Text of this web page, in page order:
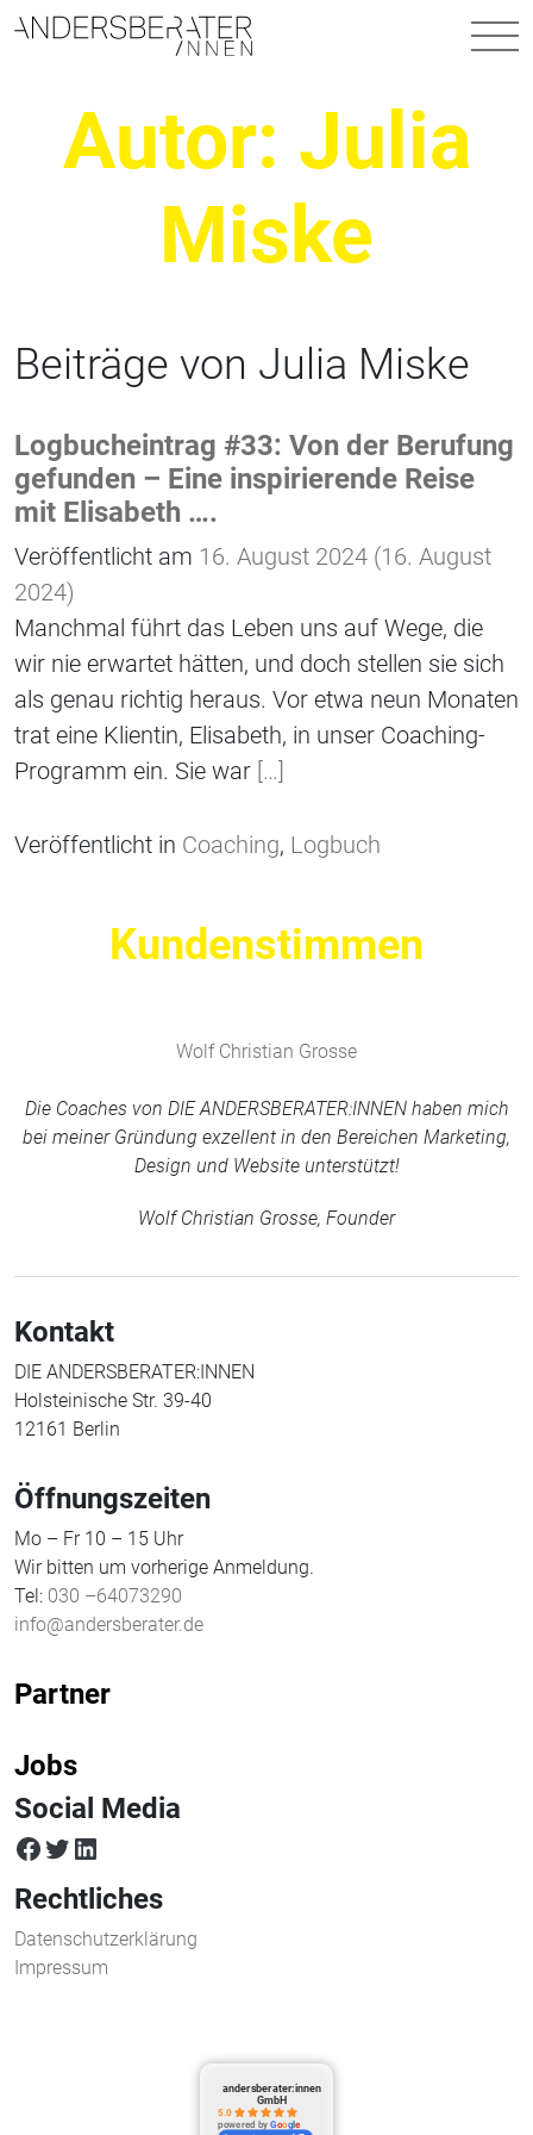
Hauptnavigation
Autor: Julia
Miske
Beiträge von Julia Miske
Logbucheintrag #33: Von der Berufung
gefunden – Eine inspirierende Reise
mit Elisabeth ….
Veröffentlicht am 16. August 2024 (16. August
2024)
Manchmal führt das Leben uns auf Wege, die
wir nie erwartet hätten, und doch stellen sie sich
als genau richtig heraus. Vor etwa neun Monaten
trat eine Klientin, Elisabeth, in unser Coaching-
Programm ein. Sie war […]
Veröffentlicht in Coaching, Logbuch
Kundenstimmen
Wolf Christian Grosse
Die Coaches von DIE ANDERSBERATER:INNEN haben mich
bei meiner Gründung exzellent in den Bereichen Marketing,
Design und Website unterstützt!
Wolf Christian Grosse, Founder
Kontakt
DIE ANDERSBERATER:INNEN
Holsteinische Str. 39-40
12161 Berlin
Öffnungszeiten
Mo – Fr 10 – 15 Uhr
Wir bitten um vorherige Anmeldung.
Tel: 030 –64073290
info@andersberater.de
Partner
Jobs
Social Media
facebook
twitterLinkedIn
Rechtliches
Datenschutzerklärung
Impressum
andersberater:innen
GmbH
5.0
powered by Google